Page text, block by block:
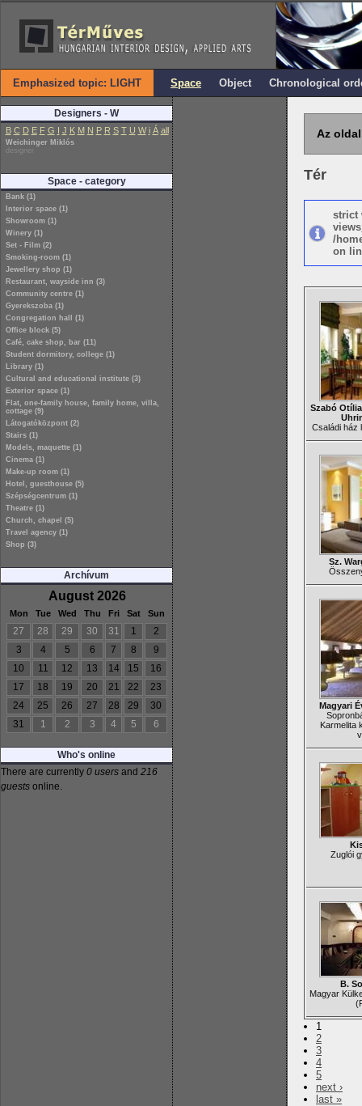
Emphasized topic: LIGHT Space Object Chronological
Designers - W
B C D E F G I J K M N P R S T U W i Á all
Weichinger Miklós
designer
Space - category
Bank (1)
Interior space (1)
Showroom (1)
Winery (1)
Set - Film (2)
Smoking-room (1)
Jewellery shop (1)
Restaurant, wayside inn (3)
Community centre (1)
Gyerekszoba (1)
Congregation hall (1)
Office block (5)
Café, cake shop, bar (11)
Student dormitory, college (1)
Library (1)
Cultural and educational institute (3)
Exterior space (1)
Flat, one-family house, family home, villa,
cottage (9)
Látogatóközpont (2)
Stairs (1)
Models, maquette (1)
Cinema (1)
Make-up room (1)
Hotel, guesthouse (5)
Szépségcentrum (1)
Theatre (1)
Church, chapel (5)
Travel agency (1)
Shop (3)
Archívum
August 2026
Mon Tue Wed Thu Fri Sat Sun
27 28 29 30 31 1
2
3
4 5 6 7 8
9
10
11 12 13 14 15
16
17
18 19 20 21 22
23
24
25 26 27 28 29
30
31
1 2 3 4 5 6
Who's online
There are currently 0 users and 216
guests online.
Az
Tér
strict
/
on
Szabó
Családi ház
Sz.
Magyari
Karmelita
Zuglói
B.
Magyar
1
2
3
4
5
next ›
last »